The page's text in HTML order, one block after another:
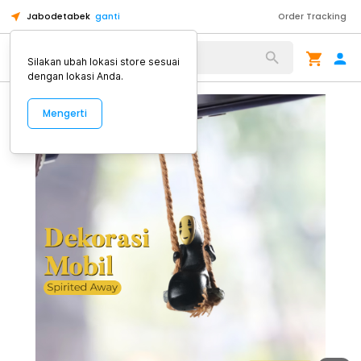
Jabodetabek ganti Order Tracking
Alat Kopi
Silakan ubah lokasi store sesuai
dengan lokasi Anda.
Mengerti